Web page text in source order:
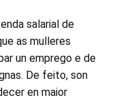
salarial de
as mulleres
un emprego e de
De feito, son
en maior